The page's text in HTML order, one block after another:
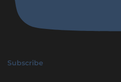
Subscribe